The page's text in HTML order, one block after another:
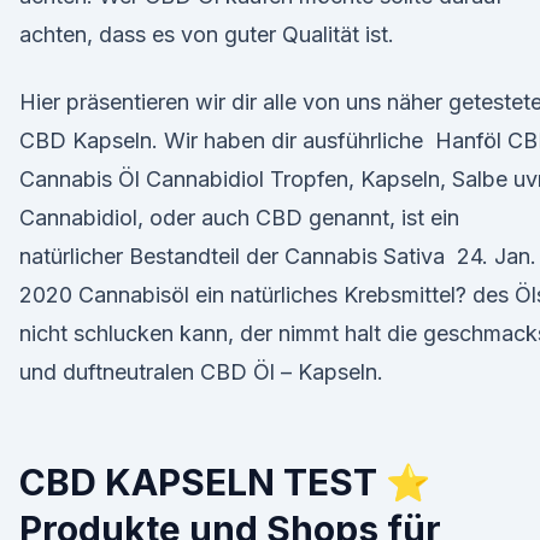
achten, dass es von guter Qualität ist.
Hier präsentieren wir dir alle von uns näher
CBD Kapseln. Wir haben dir ausführliche Hanföl
Cannabis Öl Cannabidiol Tropfen, Kapseln, Salbe
Cannabidiol, oder auch CBD genannt, ist ein
natürlicher Bestandteil der Cannabis Sativa 24. Jan.
2020 Cannabisöl ein natürliches Krebsmittel? des
nicht schlucken kann, der nimmt halt die
und duftneutralen CBD Öl – Kapseln.
CBD KAPSELN TEST ⭐
Produkte und Shops für